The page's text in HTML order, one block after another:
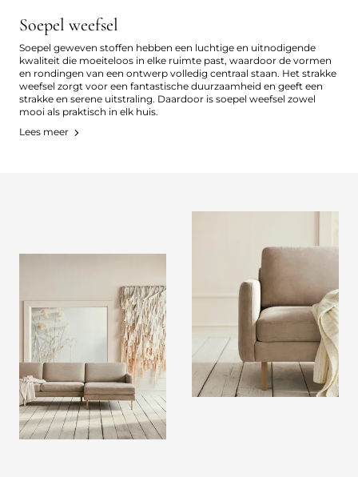
Soepel weefsel
Soepel geweven stoffen hebben een luchtige en uitnodigende
kwaliteit die moeiteloos in elke ruimte past, waardoor de vormen
en rondingen van een ontwerp volledig centraal staan. Het strakke
weefsel zorgt voor een fantastische duurzaamheid en geeft een
strakke en serene uitstraling. Daardoor is soepel weefsel zowel
mooi als praktisch in elk huis.
Lees meer